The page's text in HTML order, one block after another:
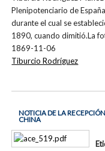
Plenipotenciario de
durante el cual se
1890, cuando dimitió.La
1869-11-06
Tiburcio Rodríguez
NOTICIA DE LA
CHINA